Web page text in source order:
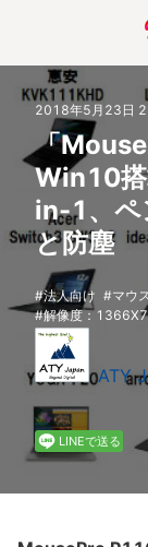
2018年5月23日
「
Win10
in-1、ペ
と防塵
法人向け マウ
解像度：
ATY
LINEで送る